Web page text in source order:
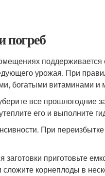
погреб
поддерживается
урожая. При
богатыми витаминами и
все прошлогодние
его и выполните
При
приготовьте
корнеплоды в